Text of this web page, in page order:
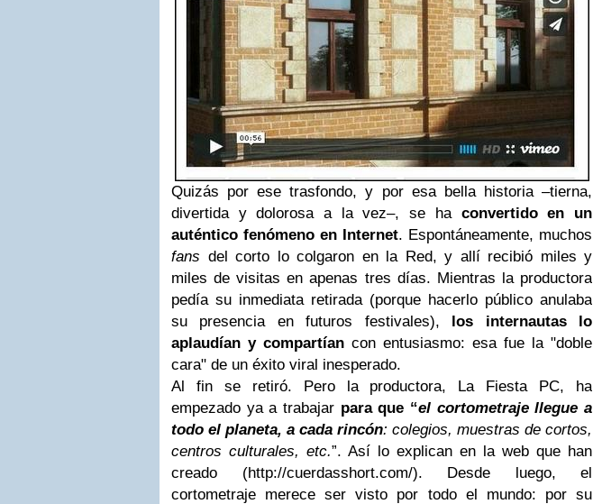
Quizás por ese trasfondo, y por esa bella historia –tierna,
divertida y dolorosa a la vez–, se ha convertido en un
auténtico fenómeno en Internet. Espontáneamente, muchos
fans del corto lo colgaron en la Red, y allí recibió miles y
miles de visitas en apenas tres días. Mientras la productora
pedía su inmediata retirada (porque hacerlo público anulaba
su presencia en futuros festivales), los internautas lo
aplaudían y compartían con entusiasmo: esa fue la "doble
cara" de un éxito viral inesperado.
Al fin se retiró. Pero la productora, La Fiesta PC, ha
empezado ya a trabajar para que “el cortometraje llegue a
todo el planeta, a cada rincón: colegios, muestras de cortos,
centros culturales, etc.”. Así lo explican en la web que han
creado (http://cuerdasshort.com/). Desde luego, el
cortometraje merece ser visto por todo el mundo: por su